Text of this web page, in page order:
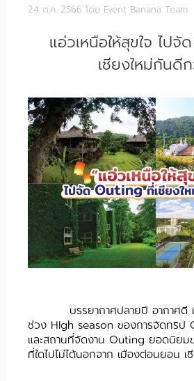
24 ต.ค. 2566 โดย Event Banana Team
แอ่วเหนือให้สุขใจ ไป
เชียงใหม่กันดีก
บรรยากาศปลายปี อากาศดี มี
ช่วง HIgh season ของการจัดทริป
และสถานที่จัดงาน Outing ยอดนิยม
ที่ใดไปไม่ได้นอกจาก เมืองต่อนยอน เ